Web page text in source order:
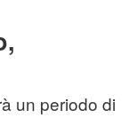
un periodo di